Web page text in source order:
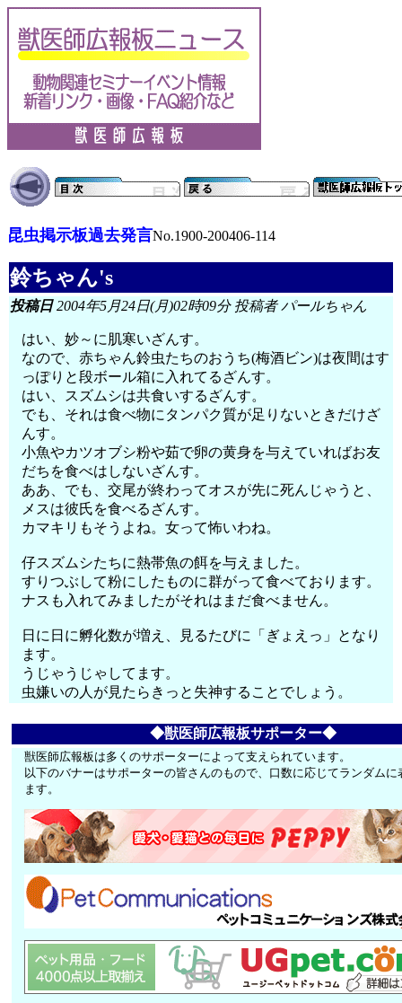
昆虫掲示板過去発言No.1900-200406-114
鈴ちゃん's
投稿日2004年5月24日(月)02時09分 投稿者 パールちゃん
はい、妙～に肌寒いざんす。
なので、赤ちゃん鈴虫たちのおうち(梅酒ビン)は夜間はす
っぽりと段ボール箱に入れてるざんす。
はい、スズムシは共食いするざんす。
でも、それは食べ物にタンパク質が足りないときだけざ
んす。
小魚やカツオブシ粉や茹で卵の黄身を与えていればお友
だちを食べはしないざんす。
ああ、でも、交尾が終わってオスが先に死んじゃうと、
メスは彼氏を食べるざんす。
カマキリもそうよね。女って怖いわね。
仔スズムシたちに熱帯魚の餌を与えました。
すりつぶして粉にしたものに群がって食べております。
ナスも入れてみましたがそれはまだ食べません。
日に日に孵化数が増え、見るたびに「ぎょえっ」となり
ます。
うじゃうじゃしてます。
虫嫌いの人が見たらきっと失神することでしょう。
◆獣医師広報板サポーター◆
獣医師広報板は多くのサポーターによって支えられています。
以下のバナーはサポーターの皆さんのもので、口数に応じてランダムに
ます。